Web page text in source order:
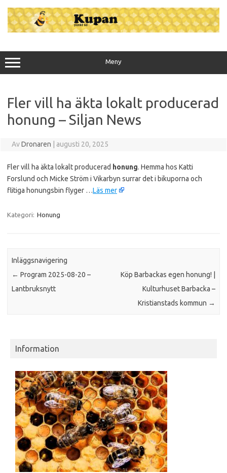
innehåll
Meny
Fler vill ha äkta lokalt producerad
honung – Siljan News
AvDronaren augusti 20, 2025
Fler vill ha äkta lokalt producerad honung. Hemma hos Katti
Forslund och Micke Ström i Vikarbyn surrar det i bikuporna och
flitiga honungsbin flyger …Läs mer
Kategori: Honung
Inläggsnavigering
← Program 2025-08-20 –
Lantbruksnytt
Köp Barbackas egen honung! |
Kulturhuset Barbacka –
Kristianstads kommun →
Information